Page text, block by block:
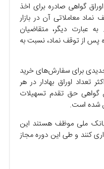
گواهی صادره برای اخذ
معاملاتی آن در بازار
به عبارت دیگر، متقاضیان
پس از توقف نماد، نسبت به
برای سفارش‌های خرید
تعداد اوراق بهادار در هر
گواهی حق تقدم تسهیلات
ملی موظف هستند این
مدت 4 ماه نگه‌داری کنند و طی این دوره مجاز